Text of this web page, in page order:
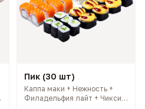
Пик (30 шт)
Каппа маки + Нежность +
Филадельфия лайт + Чикси